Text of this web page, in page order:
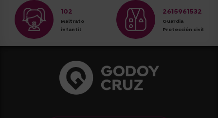
102
Maltrato
infantil
2615961532
Guardia
Protección civil